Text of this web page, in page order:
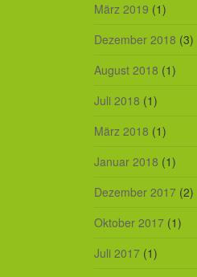
März 2019 (1)
Dezember 2018 (3)
August 2018 (1)
Juli 2018 (1)
März 2018 (1)
Januar 2018 (1)
Dezember 2017 (2)
Oktober 2017 (1)
Juli 2017 (1)